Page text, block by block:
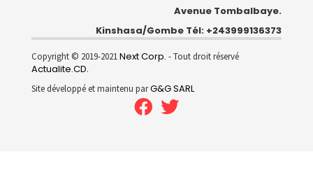
Avenue Tombalbaye.
Kinshasa/Gombe Tél: +243999136373
Copyright © 2019-2021Next Corp. - Tout droit réservé
Actualite.CD.
Site développé et maintenu parG&G SARL